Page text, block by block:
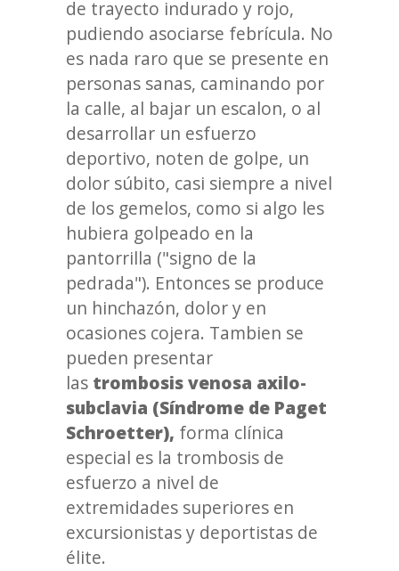
de trayecto indurado y rojo,
pudiendo asociarse febrícula. No
es nada raro que se presente en
personas sanas, caminando por
la calle, al bajar un escalon, o al
desarrollar un esfuerzo
deportivo, noten de golpe, un
dolor súbito, casi siempre a nivel
de los gemelos, como si algo les
hubiera golpeado en la
pantorrilla ("signo de la
pedrada"). Entonces se produce
un hinchazón, dolor y en
ocasiones cojera. Tambien se
pueden presentar
las trombosis venosa axilo-
subclavia (Síndrome de Paget
Schroetter), forma clínica
especial es la trombosis de
esfuerzo a nivel de
extremidades superiores en
excursionistas y deportistas de
élite.